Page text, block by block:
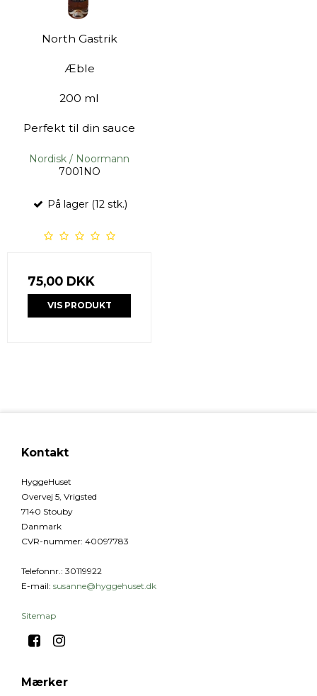
North Gastrik
Æble
200 ml
Perfekt til din sauce
Nordisk / Noormann
7001NO
På lager (12 stk.)
75,00 DKK
VIS PRODUKT
Kontakt
HyggeHuset
Overvej 5, Vrigsted
7140 Stouby
Danmark
CVR-nummer: 40097783
Telefonnr. : 30119922
E-mail: susanne@hyggehuset.dk
Sitemap
Mærker